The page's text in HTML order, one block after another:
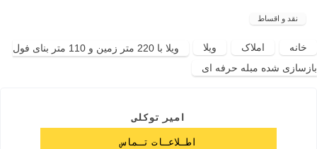
نقد و اقساط
خانه املاک ویلا
ویلا با 220 متر زمین و 110 متر بنای فول
بازسازی شده مبله حرفه ای
امیر توکلی
اطـلاعـات تـماس